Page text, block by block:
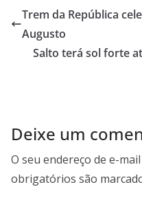
b
o
o
k
s
A
p
p
e
d
n
g
r
m
Trem da República
Augusto
Salto terá sol forte
Deixe um
O seu endereço de e-
obrigatórios são